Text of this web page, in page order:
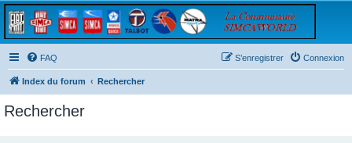
FAQ Connexion
S’enregistrer
Index du forum Rechercher
Rechercher